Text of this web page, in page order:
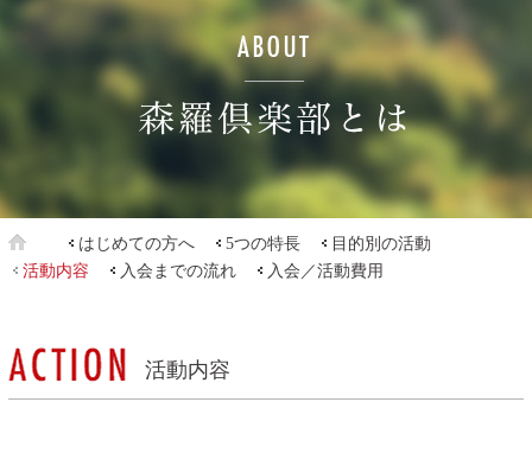
はじめての方へ 5つの特長
目的別の活動
活動内容
入会までの流れ 入会／活動費用
活動内容